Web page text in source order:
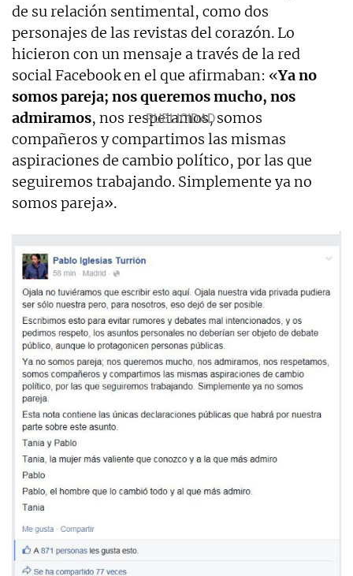
de su relación sentimental, como dos
personajes de las revistas del corazón. Lo
hicieron con un mensaje a través de la red
social Facebook en el que afirmaban: «Ya no
somos pareja; nos queremos mucho, nos
admiramos, nos respetamos, somos
compañeros y compartimos las mismas
aspiraciones de cambio político, por las que
seguiremos trabajando. Simplemente ya no
somos pareja».